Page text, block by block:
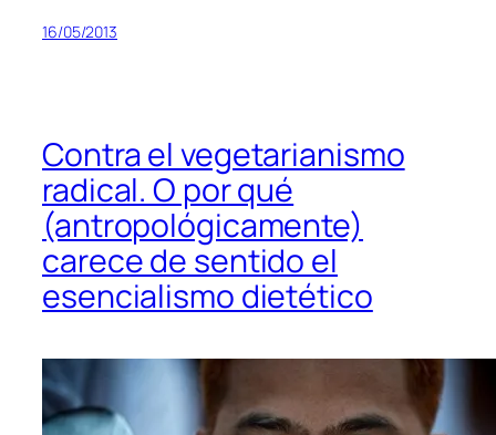
16/05/2013
Contra el vegetarianismo
radical. O por qué
(antropológicamente)
carece de sentido el
esencialismo dietético